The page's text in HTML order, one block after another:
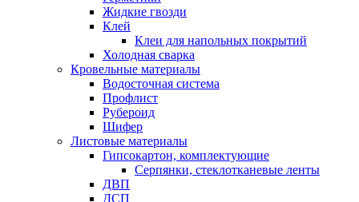
Жидкие гвозди
Клей
Клеи для напольных покрытий
Холодная сварка
Кровельные материалы
Водосточная система
Профлист
Рубероид
Шифер
Листовые материалы
Гипсокартон, комплектующие
Серпянки, стеклотканевые ленты
ДВП
ДСП